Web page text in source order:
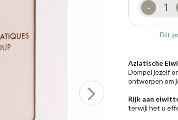
-
Dit
Aziatische
Dompel jezelf
ontworpen om
Rijk aan
terwijl het u